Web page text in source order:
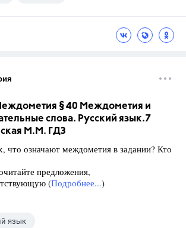
§ 40 Междометия и
слова. Русский язык.7
М.М. ГДЗ
что означают междометия в задании? Кто
предложения,
(Подробнее...)
язык